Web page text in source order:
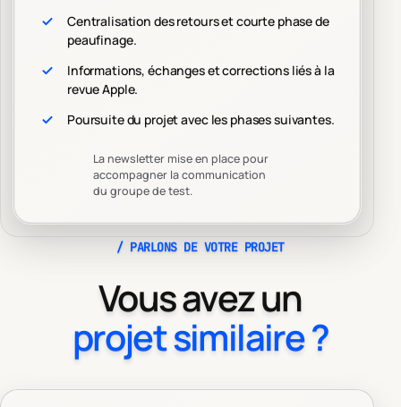
Centralisation des retours et courte phase de
peaufinage.
Informations, échanges et corrections liés à la
revue Apple.
Poursuite du projet avec les phases suivantes.
La newsletter mise en place pour
accompagner la communication
du groupe de test.
/ PARLONS DE VOTRE PROJET
Vous avez un
projet similaire ?